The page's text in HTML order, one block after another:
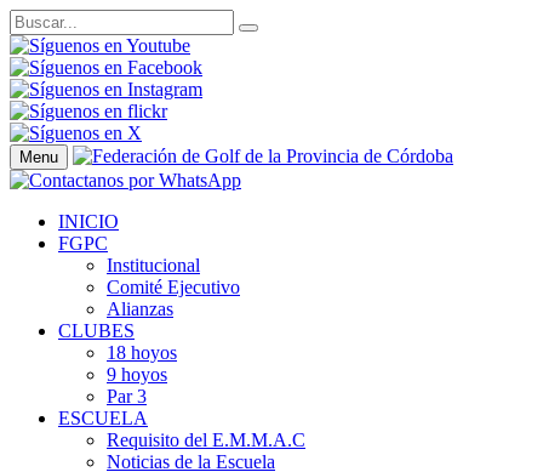
Menu
INICIO
FGPC
Institucional
Comité Ejecutivo
Alianzas
CLUBES
18 hoyos
9 hoyos
Par 3
ESCUELA
Requisito del E.M.M.A.C
Noticias de la Escuela